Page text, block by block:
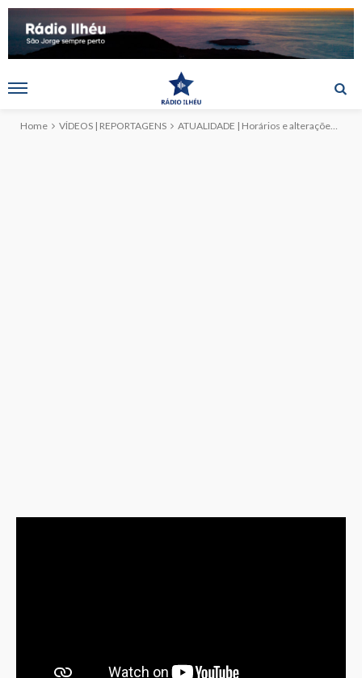
Home VÍDEOS | REPORTAGENS ATUALIDADE | Horários e alterações, das Eucaristias e Coroações, em época do Divino Espírito Santo (c/reportagem)